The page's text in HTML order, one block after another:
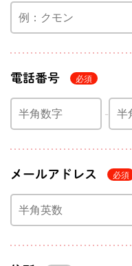
電話番号
メールアドレス